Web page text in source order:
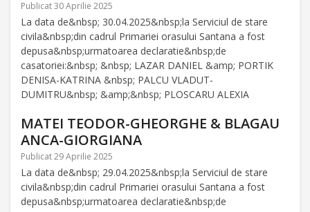
Publicat 30 Aprilie 2025
La data de&nbsp; 30.04.2025&nbsp;la Serviciul de stare
civila&nbsp;din cadrul Primariei orasului Santana a fost
depusa&nbsp;urmatoarea declaratie&nbsp;de
casatoriei:&nbsp; &nbsp; LAZAR DANIEL &amp; PORTIK
DENISA-KATRINA &nbsp; PALCU VLADUT-
DUMITRU&nbsp; &amp;&nbsp; PLOSCARU ALEXIA
MATEI TEODOR-GHEORGHE & BLAGAU
ANCA-GIORGIANA
Publicat 29 Aprilie 2025
La data de&nbsp; 29.04.2025&nbsp;la Serviciul de stare
civila&nbsp;din cadrul Primariei orasului Santana a fost
depusa&nbsp;urmatoarea declaratie&nbsp;de